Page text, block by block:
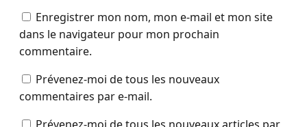
Enregistrer mon nom, mon e-mail et mon site
dans le navigateur pour mon prochain
commentaire.
Prévenez-moi de tous les nouveaux
commentaires par e-mail.